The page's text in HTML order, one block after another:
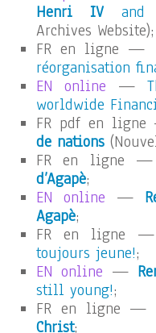
Henri IV and
Archives Website);
FR en ligne —
réorganisation
EN online —
worldwide
FR pdf en
de nations
FR en ligne —
d’Agapè;
EN online —
Agapè;
FR en ligne —
toujours jeune!;
EN online —
still young!;
FR en ligne —
Christ;